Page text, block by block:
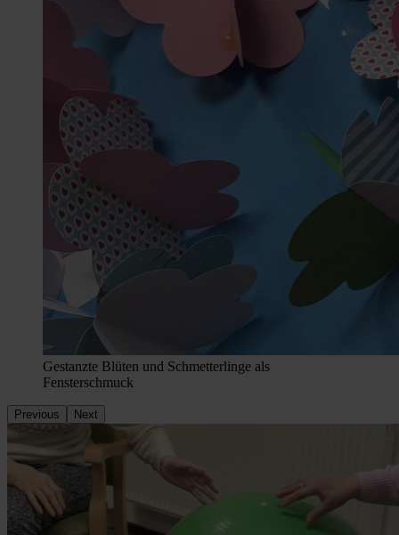
Gestanzte Blüten und Schmetterlinge als
Fensterschmuck
Previous Next